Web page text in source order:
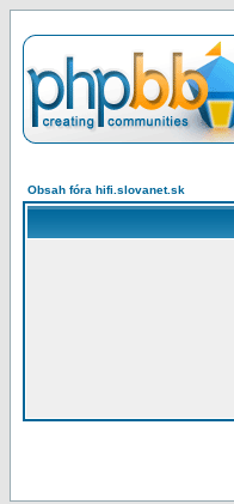
Obsah fóra hifi.slovanet.sk